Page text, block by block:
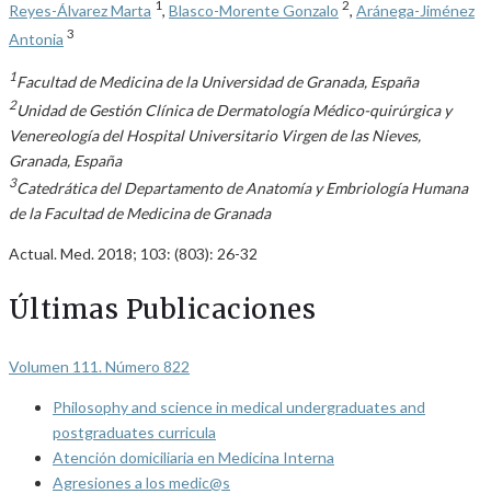
Reyes-Álvarez Marta 1, Blasco-Morente Gonzalo 2, Aránega-Jiménez
Antonia 3
1Facultad de Medicina de la Universidad de Granada, España
2Unidad de Gestión Clínica de Dermatología Médico-quirúrgica y
Venereología del Hospital Universitario Virgen de las Nieves,
Granada, España
3Catedrática del Departamento de Anatomía y Embriología Humana
de la Facultad de Medicina de Granada
Actual. Med. 2018; 103: (803): 26-32
Últimas Publicaciones
Volumen 111. Número 822
Philosophy and science in medical undergraduates and
postgraduates curricula
Atención domiciliaria en Medicina Interna
Agresiones a los medic@s